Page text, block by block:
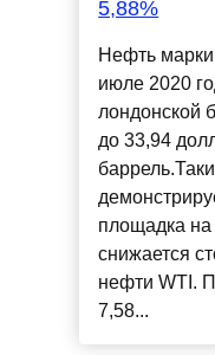
5,88%
Нефть марки
июле 2020
лондонской
до 33,94
площадка
снижается
нефти WTI.
7,58...